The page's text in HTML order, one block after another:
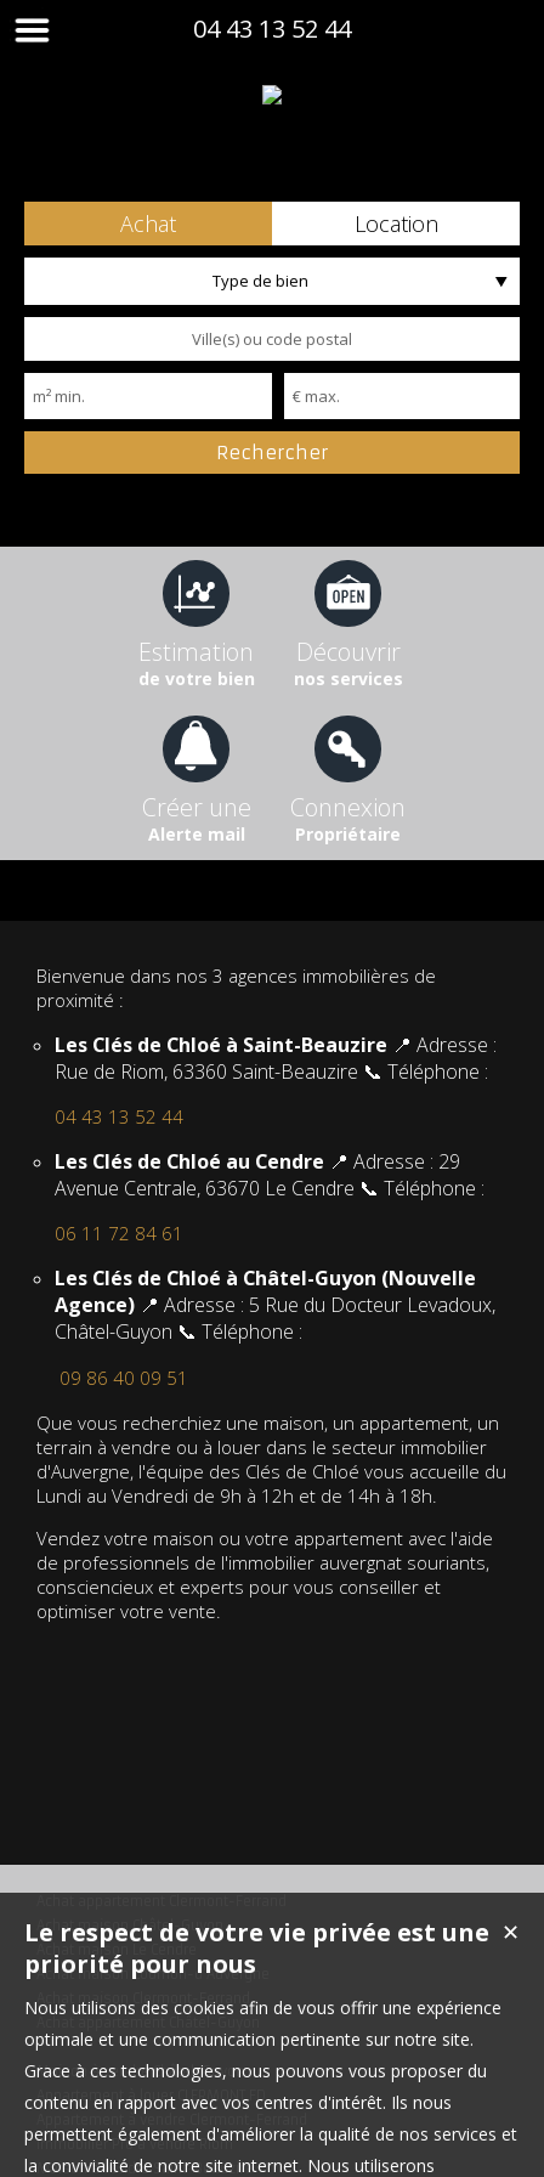
04 43 13 52 44
Achat Location
Type de bien
Estimation
de votre bien
Découvrir
nos services
Créer une
Alerte mail
Connexion
Propriétaire
Bienvenue dans nos 3 agences immobilières de
proximité :
Les Clés de Chloé à Saint-Beauzire 📍 Adresse :
Rue de Riom, 63360 Saint-Beauzire 📞 Téléphone :
04 43 13 52 44
Les Clés de Chloé au Cendre 📍 Adresse : 29
Avenue Centrale, 63670 Le Cendre 📞 Téléphone :
06 11 72 84 61
Les Clés de Chloé à Châtel-Guyon (Nouvelle
Agence) 📍 Adresse : 5 Rue du Docteur Levadoux,
Châtel-Guyon 📞 Téléphone :
09 86 40 09 51
Que vous recherchiez une maison, un appartement, un
terrain à vendre ou à louer dans le secteur immobilier
d'Auvergne, l'équipe des Clés de Chloé vous accueille du
Lundi au Vendredi de 9h à 12h et de 14h à 18h.
Vendez votre maison ou votre appartement avec l'aide
de professionnels de l'immobilier auvergnat souriants,
consciencieux et experts pour vous conseiller et
optimiser votre vente.
Achat maison Châtel-Guyon
Achat maison Le Cendre
Achat maison Cournon-d'Auvergne
Achat maison Clermont-Ferrand
Maison à vendre Châtel-Guyon
Appartement à louer CLERMONT FD
Immobilier Pro à vendre Riom
Maison à vendre Saint-Beauzire
✕
Le respect de votre vie privée est une
priorité pour nous
Nous utilisons des cookies afin de vous offrir une expérience
optimale et une communication pertinente sur notre site.
Grace à ces technologies, nous pouvons vous proposer du
contenu en rapport avec vos centres d'intérêt. Ils nous
permettent également d'améliorer la qualité de nos services et
la convivialité de notre site internet. Nous utiliserons